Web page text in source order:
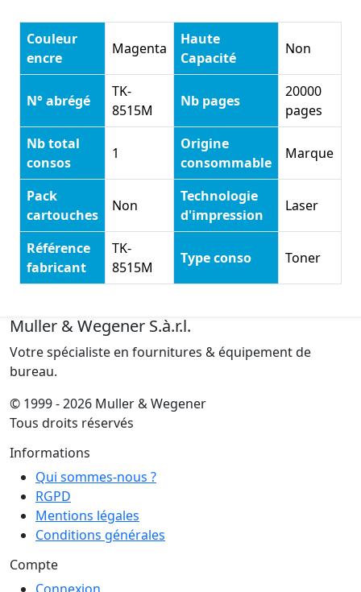
Couleur
encre
Magenta
Haute
Capacité
Non
N° abrégé
TK-
8515M
Nb pages
20000
pages
Nb total
consos
1
Origine
consommable
Marque
Pack
cartouches
Non
Technologie
d'impression
Laser
Référence
fabricant
TK-
8515M
Type conso Toner
Muller & Wegener S.à.r.l.
Votre spécialiste en fournitures & équipement de
bureau.
© 1999 - 2026 Muller & Wegener
Tous droits réservés
Informations
Qui sommes-nous ?
RGPD
Mentions légales
Conditions générales
Compte